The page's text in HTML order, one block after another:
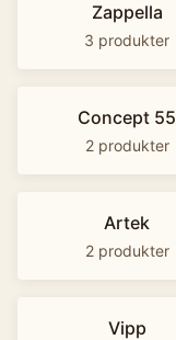
Zappella
3 produkter
Concept 55
2 produkter
Artek
2 produkter
Vipp